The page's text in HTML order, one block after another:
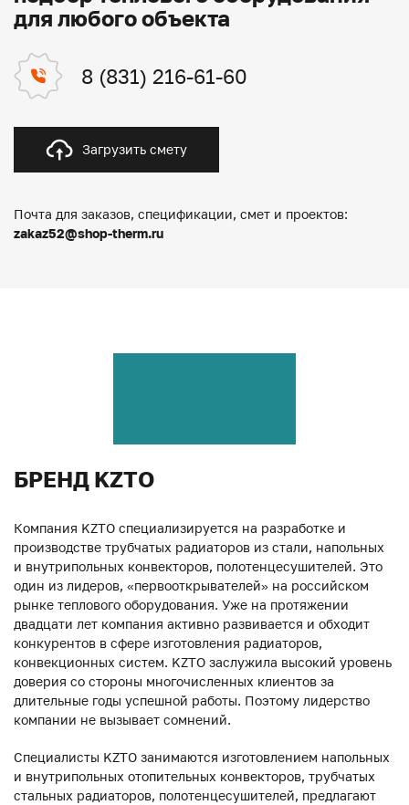
для любого объекта
8 (831) 216-61-60
Загрузить смету
Почта для заказов, спецификации, смет и проектов:
zakaz52@shop-therm.ru
БРЕНД KZTO
Компания KZTO специализируется на разработке и
производстве трубчатых радиаторов из стали, напольных
и внутрипольных конвекторов, полотенцесушителей. Это
один из лидеров, «первооткрывателей» на российском
рынке теплового оборудования. Уже на протяжении
двадцати лет компания активно развивается и обходит
конкурентов в сфере изготовления радиаторов,
конвекционных систем. KZTO заслужила высокий уровень
доверия со стороны многочисленных клиентов за
длительные годы успешной работы. Поэтому лидерство
компании не вызывает сомнений.
Специалисты KZTO занимаются изготовлением напольных
и внутрипольных отопительных конвекторов, трубчатых
стальных радиаторов, полотенцесушителей, предлагают